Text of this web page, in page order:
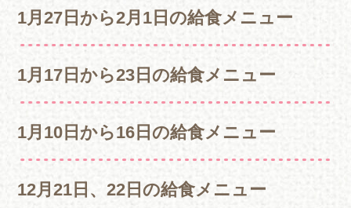
1月27日から2月1日の給食メニュー
1月17日から23日の給食メニュー
1月10日から16日の給食メニュー
12月21日、22日の給食メニュー